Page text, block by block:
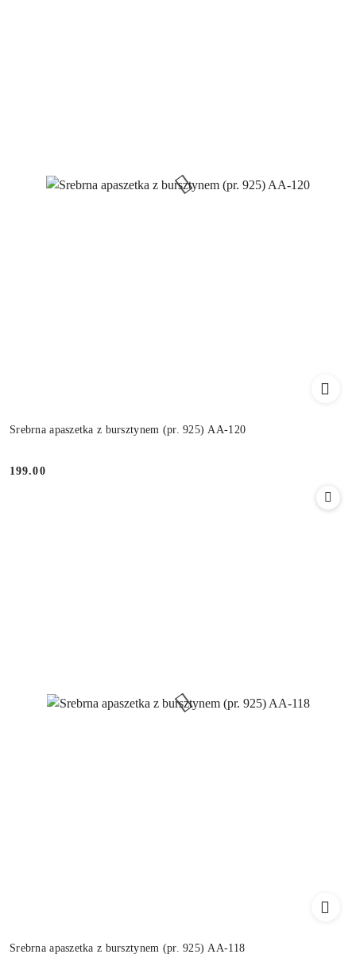
Srebrna apaszetka z bursztynem (pr. 925) AA-120
Cena:
199.00
Srebrna apaszetka z bursztynem (pr. 925) AA-118